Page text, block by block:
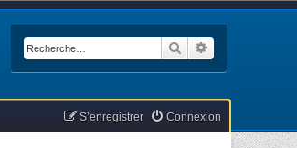
Rechercher
Connexion
S’enregistrer